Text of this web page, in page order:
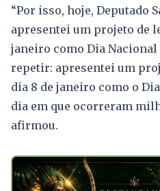
“Por isso, hoje, Deputado
apresentei um projeto de
janeiro como Dia Nacional
repetir: apresentei um
dia 8 de janeiro como o
dia em que ocorreram
afirmou.